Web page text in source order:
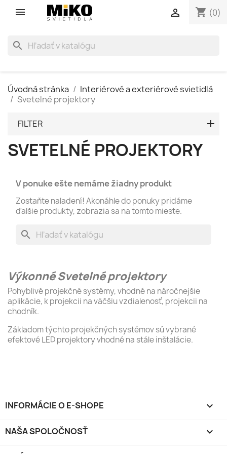
shopping_cart (0)

search
Úvodná stránka
Interiérové a exteriérové svietidlá
Svetelné projektory
FILTER
SVETELNÉ PROJEKTORY
V ponuke ešte nemáme žiadny produkt
Zostaňte naladení! Akonáhle do ponuky pridáme
ďalšie produkty, zobrazia sa na tomto mieste.
search
Výkonné Svetelné projektory
Pohyblivé projekčné systémy, vhodné na náročnejšie
aplikácie, k projekcii na väčšiu vzdialenosť, projekcii na
chodník.
Základom týchto projekčných systémov sú vybrané
efektové LED projektory vhodné na stále inštalácie.
INFORMÁCIE O E-SHOPE keyboard_arrow_down
NAŠA SPOLOČNOSŤ 